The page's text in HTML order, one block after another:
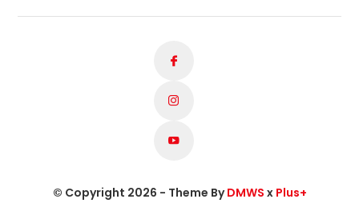
© Copyright 2026 - Theme ByDMWS x Plus+